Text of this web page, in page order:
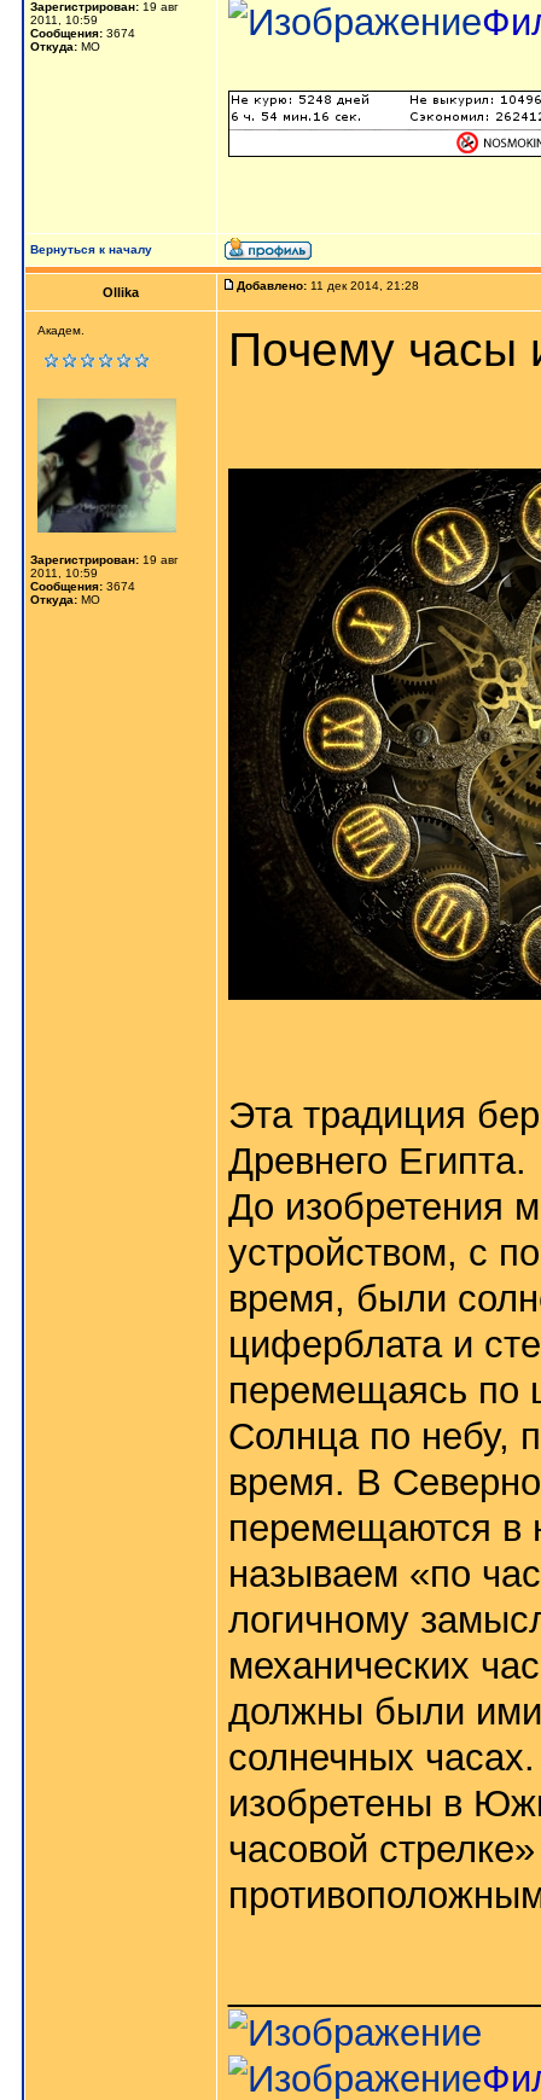
Зарегистрирован: 19 авг
2011, 10:59
Сообщения: 3674
Откуда: МО
Вернуться к началу
Ollika Добавлено: 11 дек 2014, 21:28
Академ.
Зарегистрирован: 19 авг
2011, 10:59
Сообщения: 3674
Откуда: МО
Почему часы
Эта традиция
Древнего Египта.
До изобретения
устройством, с
время, были
циферблата и
перемещаясь по
Солнца по небу,
время. В
перемещаются в
называем «по
логичному
механических
должны были
солнечных
изобретены в
часовой